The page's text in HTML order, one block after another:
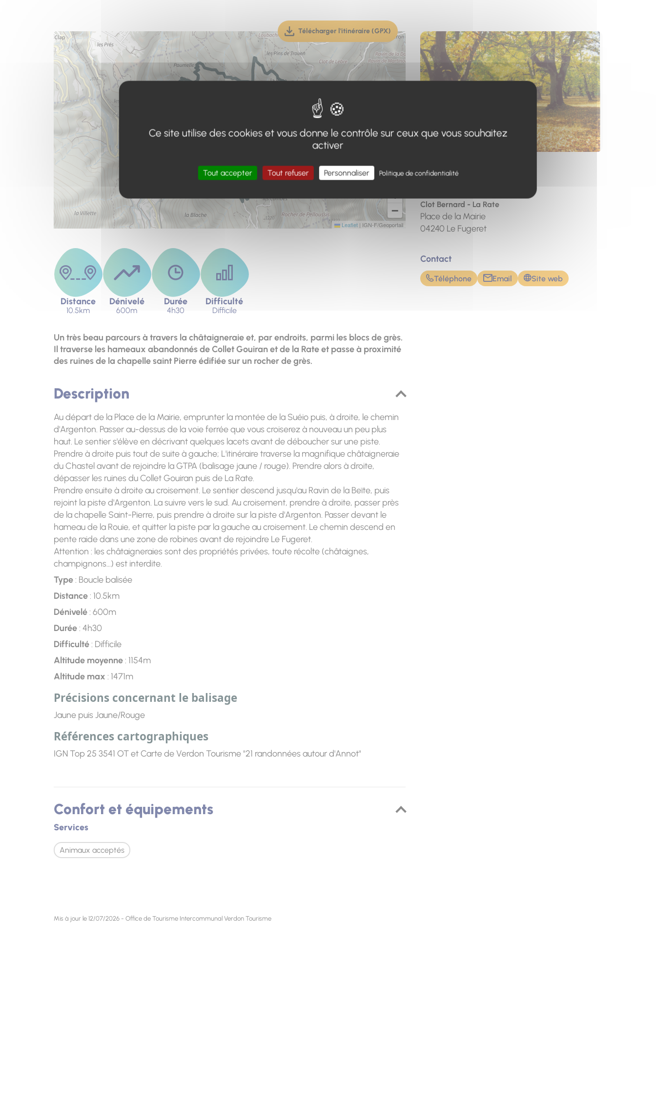
+
−
Leaflet | IGN-F/Geoportail
Télécharger l'itinéraire (GPX)
(téléchargement, ouverture dans un nouvel onglet)
Distance
10.5km
Dénivelé
600m
Durée
4h30
Difficulté
Difficile
Un très beau parcours à travers la châtaigneraie et, par endroits, parmi les blocs de grès.
Il traverse les hameaux abandonnés de Collet Gouiran et de la Rate et passe à proximité
des ruines de la chapelle saint Pierre édifiée sur un rocher de grès.
Description
Au départ de la Place de la Mairie, emprunter la montée de la Suéio puis, à droite, le chemin
d'Argenton. Passer au-dessus de la voie ferrée que vous croiserez à nouveau un peu plus
haut. Le sentier s'élève en décrivant quelques lacets avant de déboucher sur une piste.
Prendre à droite puis tout de suite à gauche; L'itinéraire traverse la magnifique châtaigneraie
du Chastel avant de rejoindre la GTPA (balisage jaune / rouge). Prendre alors à droite,
dépasser les ruines du Collet Gouiran puis de La Rate.
Prendre ensuite à droite au croisement. Le sentier descend jusqu'au Ravin de la Beïte, puis
rejoint la piste d'Argenton. La suivre vers le sud. Au croisement, prendre à droite, passer près
de la chapelle Saint-Pierre, puis prendre à droite sur la piste d'Argenton. Passer devant le
hameau de la Rouie, et quitter la piste par la gauche au croisement. Le chemin descend en
pente raide dans une zone de robines avant de rejoindre Le Fugeret.
Attention : les châtaigneraies sont des propriétés privées, toute récolte (châtaignes,
champignons…) est interdite.
Type: Boucle balisée
Distance: 10.5km
Dénivelé: 600m
Durée: 4h30
Difficulté: Difficile
Altitude moyenne: 1154m
Altitude max : 1471m
Précisions concernant le balisage
Jaune puis Jaune/Rouge
Références cartographiques
IGN Top 25 3541 OT et Carte de Verdon Tourisme "21 randonnées autour d'Annot"
Confort et équipements
Services
Animaux acceptés
Adresse
Clot Bernard - La Rate
Place de la Mairie
04240 Le Fugeret
Contact
Téléphone Email Site web
Mis à jour le 12/07/2026 - Office de Tourisme Intercommunal Verdon Tourisme
Ce site utilise des cookies et vous donne le contrôle sur ceux que vous souhaitez
activer
Tout accepter Tout refuser Personnaliser Politique de confidentialité